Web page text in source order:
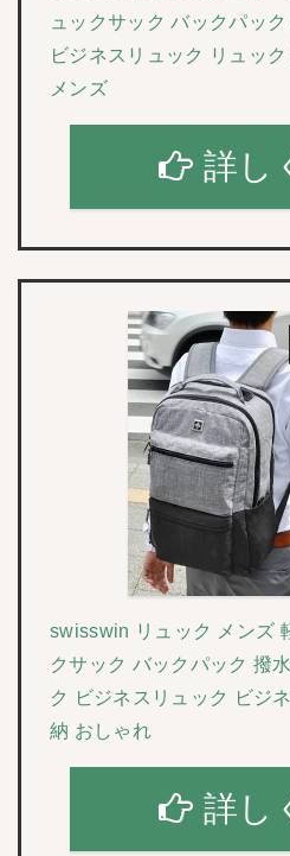
ュックサック バックパッ
ビジネスリュック リュッ
メンズ
詳し
swisswin リュック メンズ
クサック バックパック 撥
ク ビジネスリュック ビジ
納 おしゃれ
詳し